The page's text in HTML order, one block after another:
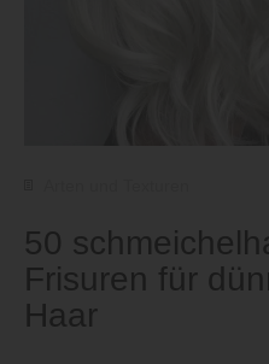
50
Frisuren für
Haar